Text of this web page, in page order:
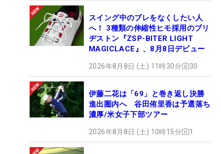
スイング中のブレをなくしたい人
へ！ 3種類の伸縮性ヒモ採用のブリ
ヂストン『ZSP-BITER LIGHT
MAGICLACE』、8月8日デビュー
2026年8月8日 (土) 11時30分 30
伊藤二花は「69」と巻き返し決勝
進出圏内へ 谷田侑里香は予選落ち
濃厚/米女子下部ツアー
2026年8月8日 (土) 10時15分 1